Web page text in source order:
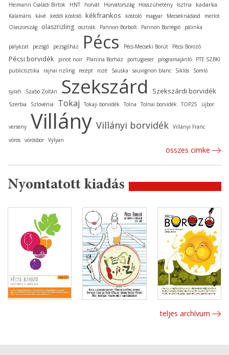
Heimann Családi Birtok
HNT horvát Horvátország Hosszúhetény Isztria kadarka
Kalamáris kávé keddi kóstoló kékfrankos kóstoló magyar Mecseknádasd
merlot
Olaszország
olaszrizling osztrák Pannon Borbolt Pannon Borrégió pálinka
pályázat pezsgő pezsgőház Pécs Pécs-Mecseki Borút Pécsi Borozó
Pécsi borvidék pinot noir Planina Borház portugieser programajánló
PTE SZBKI
publicisztika
rajnai rizling recept rozé Sauska sauvignon blanc Siklós Somló
syrah Szabó Zoltán Szekszárd Szekszárdi borvidék
Szerbia Szlovénia Tokaj Tokaji borvidék Tolna Tolnai borvidék TOP25 újbor
verseny Villány Villányi borvidék Villányi Franc
vörös vörösbor Vylyan
összes cimke
Nyomtatott kiadás
teljes archívum